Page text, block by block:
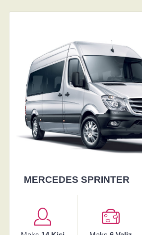
MERCEDES SPRINTER